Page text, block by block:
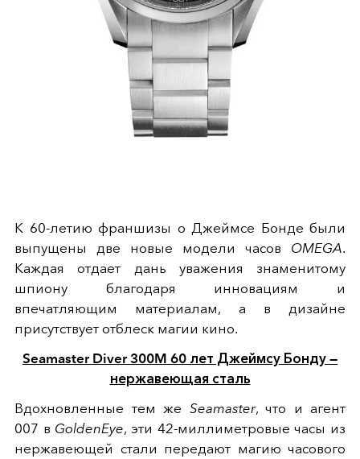
К 60-летию франшизы о Джеймсе Бонде были
выпущены две новые модели часов OMEGA.
Каждая отдает дань уважения знаменитому
шпиону благодаря инновациям и
впечатляющим материалам, а в дизайне
присутствует отблеск магии кино.
Seamaster Diver 300M 60 лет Джеймсу Бонду —
нержавеющая сталь
Вдохновленные тем же Seamaster, что и агент
007 в GoldenEye, эти 42-миллиметровые часы из
нержавеющей стали передают магию часового